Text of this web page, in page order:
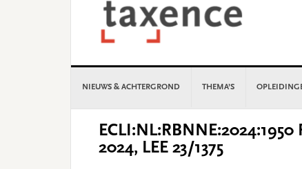
NIEUWS & ACHTERGROND THEMA’S
2024, LEE 23/1375